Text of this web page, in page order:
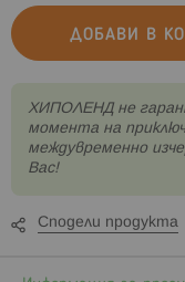
ДОБАВИ В
XИПОЛЕНД не
момента на
междувременно
Вас!
Сподели продукта